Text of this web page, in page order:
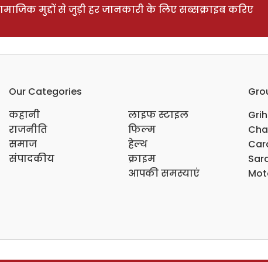
मुद्दों से जुड़ी हर जानकारी के लिए सब्सक्राइब करिए
Our Categories
कहानी
राजनीति
समाज
संपादकीय
लाइफ स्टाइल
फिल्म
हेल्थ
क्राइम
आपकी समस्याएं